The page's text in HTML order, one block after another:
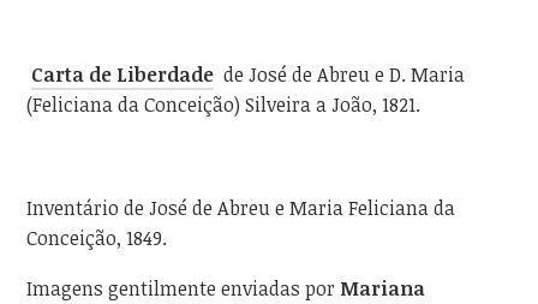
Carta de Liberdade de José de Abreu e D. Maria
(Feliciana da Conceição) Silveira a João, 1821.
Inventário de José de Abreu e Maria Feliciana da
Conceição, 1849.
Imagens gentilmente enviadas por Mariana